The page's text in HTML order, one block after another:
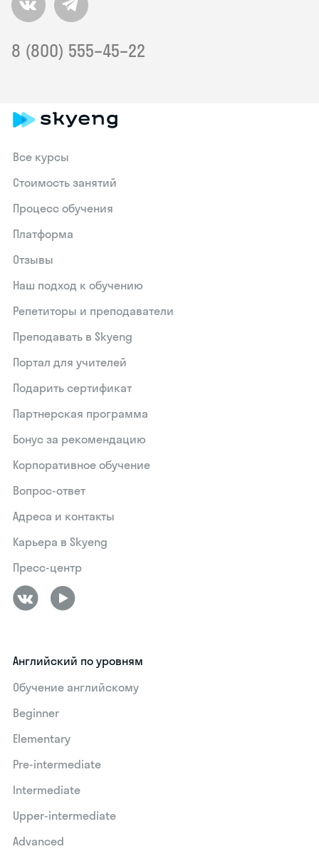
8 (800) 555–45–22
Все курсы
Стоимость занятий
Процесс обучения
Платформа
Отзывы
Наш подход к обучению
Репетиторы и преподаватели
Преподавать в Skyeng
Портал для учителей
Подарить сертификат
Партнерская программа
Бонус за рекомендацию
Корпоративное обучение
Вопрос-ответ
Адреса и контакты
Карьера в Skyeng
Пресс-центр
Английский по уровням
Обучение английскому
Beginner
Elementary
Pre-intermediate
Intermediate
Upper-intermediate
Advanced